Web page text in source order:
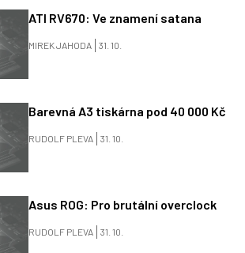
ATI RV670: Ve znamení satana
MIREK JAHODA 31. 10.
Barevná A3 tiskárna pod 40 000 Kč
RUDOLF PLEVA 31. 10.
Asus ROG: Pro brutální overclock
RUDOLF PLEVA 31. 10.